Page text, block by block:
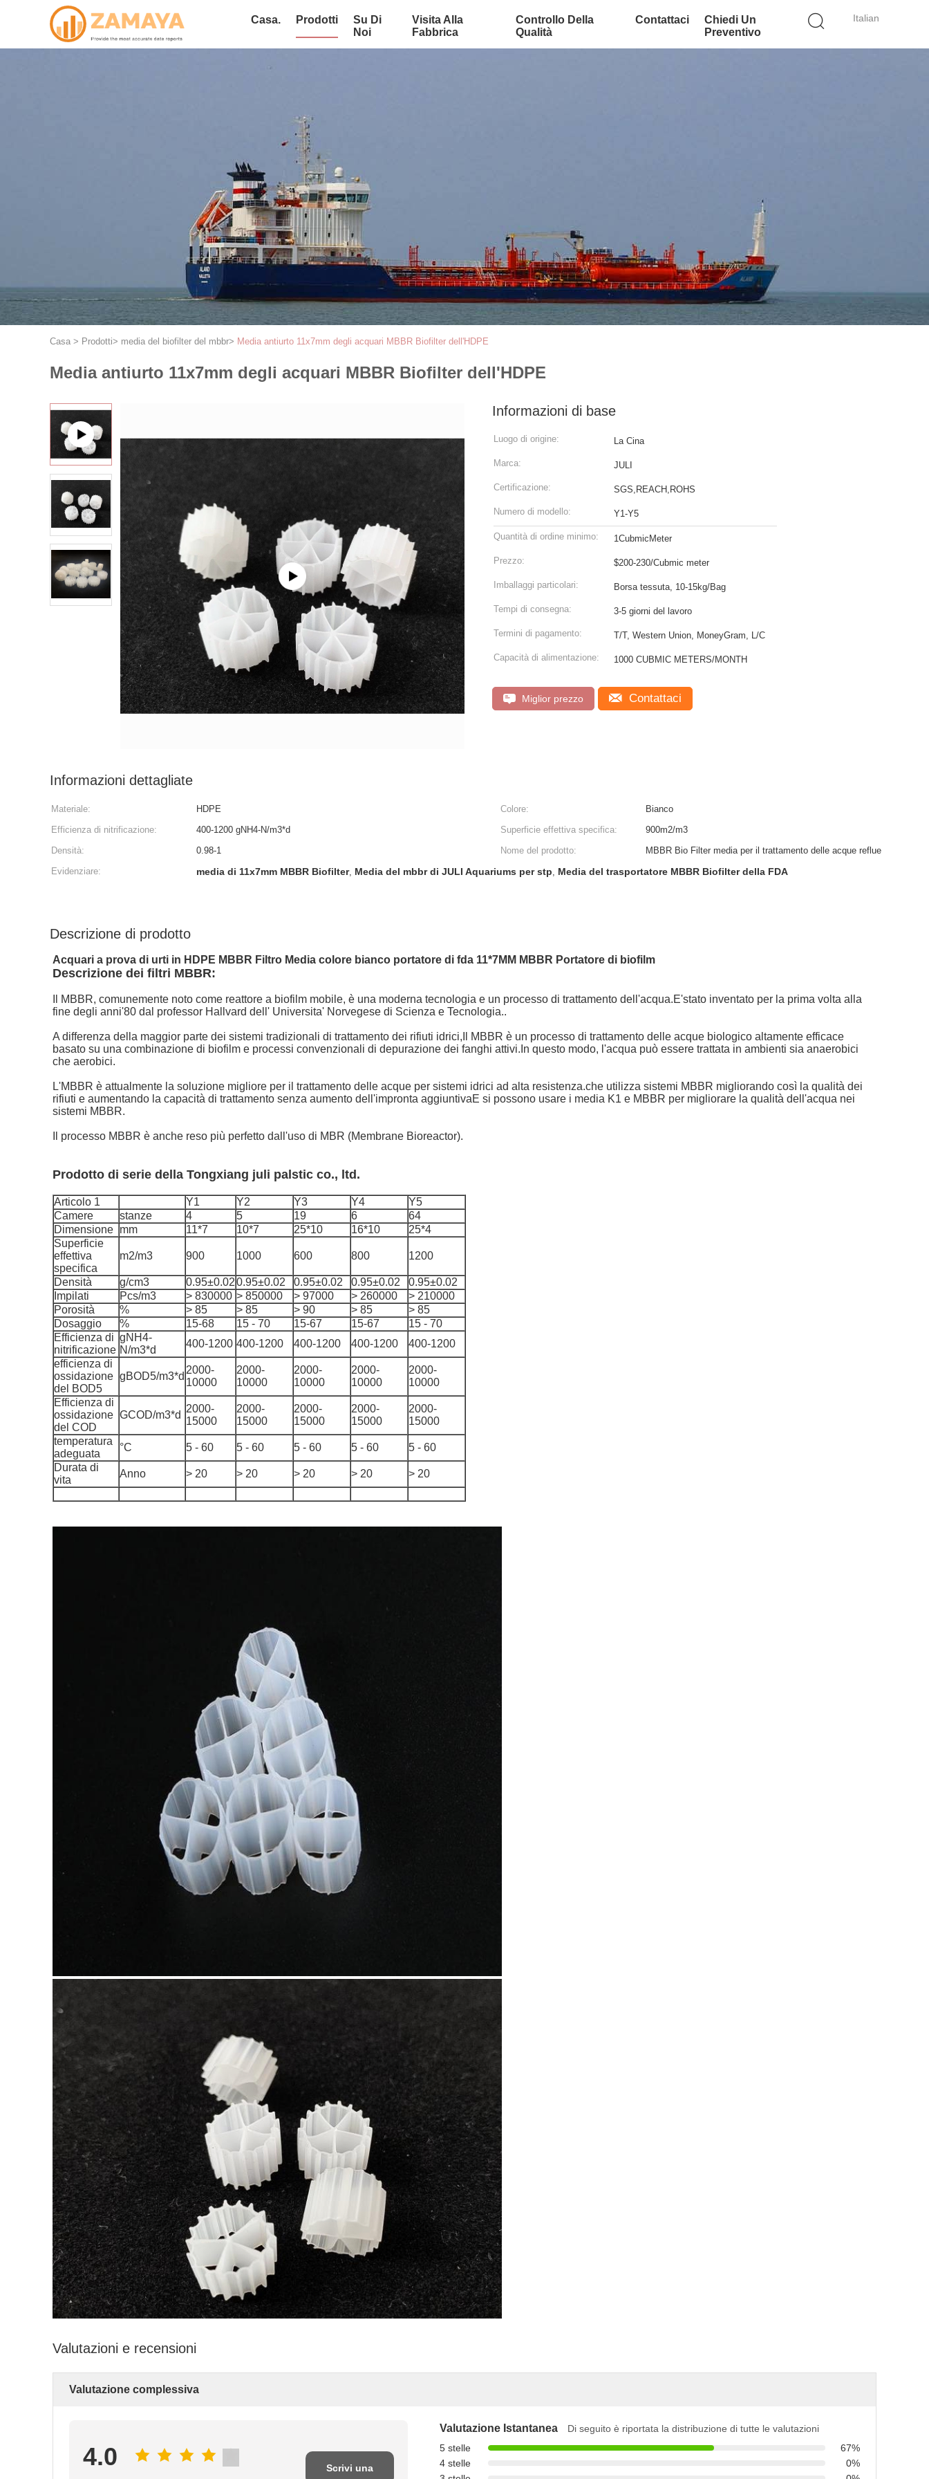
Italian
Casa. Prodotti
Su Di
Noi
Visita Alla
Fabbrica
Controllo Della
Qualità
Contattaci
Chiedi Un
Preventivo
Casa > Prodotti> media del biofilter del mbbr> Media antiurto 11x7mm degli acquari MBBR Biofilter dell'HDPE
Media antiurto 11x7mm degli acquari MBBR Biofilter dell'HDPE
Informazioni di base
Luogo di origine: La Cina
Marca: JULI
Certificazione: SGS,REACH,ROHS
Numero di modello: Y1-Y5
Quantità di ordine minimo: 1CubmicMeter
Prezzo: $200-230/Cubmic meter
Imballaggi particolari: Borsa tessuta, 10-15kg/Bag
Tempi di consegna: 3-5 giorni del lavoro
Termini di pagamento: T/T, Western Union, MoneyGram, L/C
Capacità di alimentazione: 1000 CUBMIC METERS/MONTH
Miglior prezzo Contattaci
Informazioni dettagliate
Materiale: HDPE Colore:
Bianco
Efficienza di nitrificazione:
400-1200 gNH4-N/m3*d Superficie effettiva specifica:
900m2/m3
Densità:
0.98-1 Nome del prodotto:
MBBR Bio Filter media per il trattamento delle acque reflue
Evidenziare:
media di 11x7mm MBBR Biofilter, Media del mbbr di JULI Aquariums per stp, Media del trasportatore MBBR Biofilter della FDA
Descrizione di prodotto
Acquari a prova di urti in HDPE MBBR Filtro Media colore bianco portatore di fda 11*7MM MBBR Portatore di biofilm
Descrizione dei filtri MBBR:
Il MBBR, comunemente noto come reattore a biofilm mobile, è una moderna tecnologia e un processo di trattamento dell'acqua.E'stato inventato per la prima volta alla
fine degli anni'80 dal professor Hallvard dell' Universita' Norvegese di Scienza e Tecnologia..
A differenza della maggior parte dei sistemi tradizionali di trattamento dei rifiuti idrici,Il MBBR è un processo di trattamento delle acque biologico altamente efficace
basato su una combinazione di biofilm e processi convenzionali di depurazione dei fanghi attivi.In questo modo, l'acqua può essere trattata in ambienti sia anaerobici
che aerobici.
L'MBBR è attualmente la soluzione migliore per il trattamento delle acque per sistemi idrici ad alta resistenza.che utilizza sistemi MBBR migliorando così la qualità dei
rifiuti e aumentando la capacità di trattamento senza aumento dell'impronta aggiuntivaE si possono usare i media K1 e MBBR per migliorare la qualità dell'acqua nei
sistemi MBBR.
Il processo MBBR è anche reso più perfetto dall'uso di MBR (Membrane Bioreactor).
Prodotto di serie della Tongxiang juli palstic co., ltd.
Articolo 1 Y1 Y2 Y3 Y4
Y5
Camere
stanze 4 5 19 6
64
Dimensione mm 11*7 10*7 25*10 16*10
25*4
Superficie
effettiva
specifica
m2/m3 900 1000 600 800 1200
Densità g/cm3 0.95±0.020.95±0.02 0.95±0.02 0.95±0.02
0.95±0.02
Impilati
Pcs/m3 > 830000 > 850000 > 97000 > 260000
> 210000
Porosità
% > 85 > 85 > 90 > 85
> 85
Dosaggio
% 15-68 15 - 70 15-67 15-67
15 - 70
Efficienza di
nitrificazione
gNH4-
N/m3*d
400-1200 400-1200 400-1200 400-1200
400-1200
efficienza di
ossidazione
del BOD5
gBOD5/m3*d
2000-
10000
2000-
10000
2000-
10000
2000-
10000
2000-
10000
Efficienza di
ossidazione
del COD
GCOD/m3*d
2000-
15000
2000-
15000
2000-
15000
2000-
15000
2000-
15000
temperatura
adeguata
°C 5 - 60 5 - 60 5 - 60 5 - 60
5 - 60
Durata di
vita
Anno > 20 > 20 > 20 > 20 > 20
Valutazioni e recensioni
Valutazione complessiva
4.0 Scrivi una
Valutazione Istantanea
Di seguito è riportata la distribuzione di tutte le valutazioni
5 stelle
67%
4 stelle
0%